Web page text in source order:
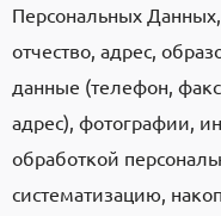
Персональных
отчество, адрес,
данные (телефон,
адрес), фотографии,
обработкой
систематизацию,